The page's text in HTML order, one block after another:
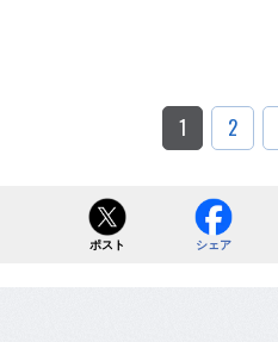
1 2
ポスト シェア